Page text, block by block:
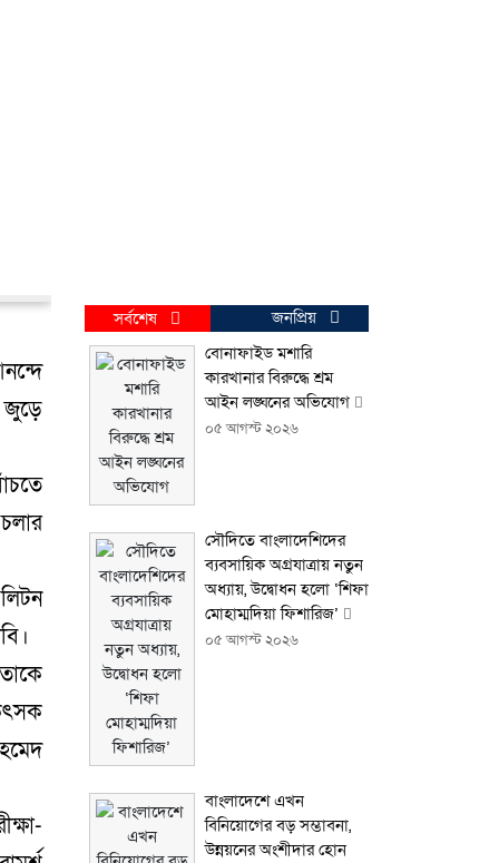
জুড়ে
সর্বশেষ
জনপ্রিয়
বোনাফাইড মশারি
কারখানার বিরুদ্ধে শ্রম
আইন লঙ্ঘনের অভিযোগ
০৫ আগস্ট ২০২৬
সৌদিতে বাংলাদেশিদের
ব্যবসায়িক অগ্রযাত্রায় নতুন
অধ্যায়, উদ্বোধন হলো ‘শিফা
মোহাম্মদিয়া ফিশারিজ’
০৫ আগস্ট ২০২৬
বাংলাদেশে এখন
বিনিয়োগের বড় সম্ভাবনা,
উন্নয়নের অংশীদার হোন